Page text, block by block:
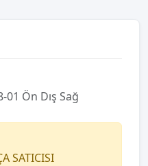
01 Ön Dış Sağ
SATICISI